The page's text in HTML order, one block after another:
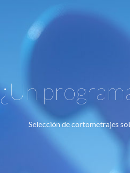
¿Un
Selección de cortometrajes